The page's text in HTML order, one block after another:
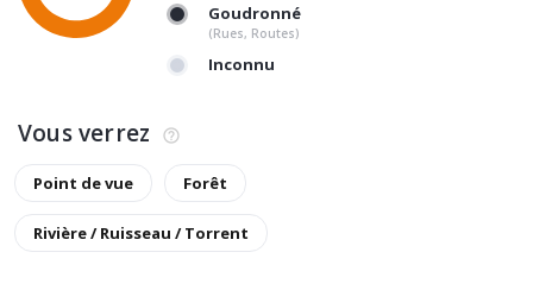
Goudronné
(Rues, Routes)
Inconnu
Vous verrez
Point de vue Forêt
Rivière / Ruisseau / Torrent